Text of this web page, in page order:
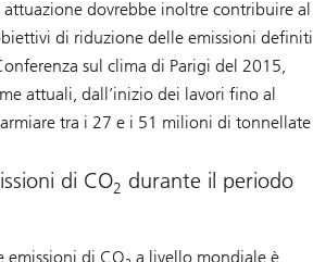
attuazione dovrebbe inoltre contribuire al
di riduzione delle emissioni definiti
sul clima di Parigi del 2015,
attuali, dall’inizio dei lavori fino al
tra i 27 e i 51 milioni di tonnellate
di CO2 durante il periodo
emissioni di CO a livello mondiale è